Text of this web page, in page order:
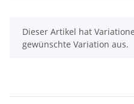
x
Dieser Artikel hat
gewünschte Variation aus.